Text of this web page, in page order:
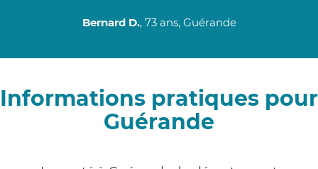
Bernard D., 73 ans, Guérande
Informations pratiques pour
Guérande